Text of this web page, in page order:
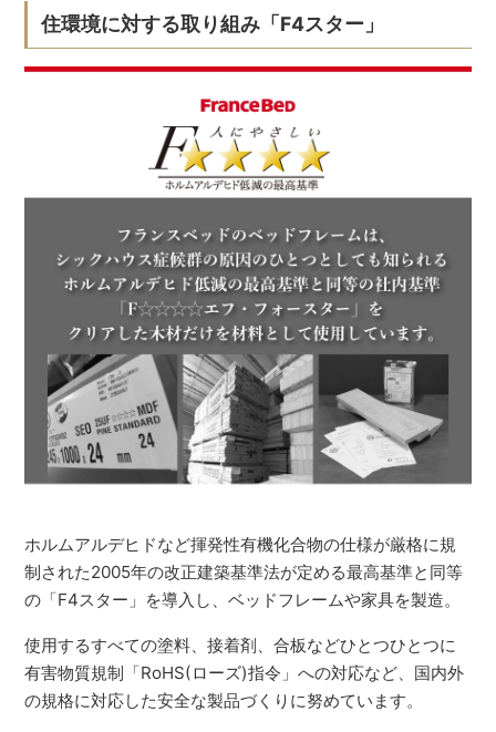
住環境に対する取り組み「F4スター」
ホルムアルデヒドなど揮発性有機化合物の仕様が厳格に規
制された2005年の改正建築基準法が定める最高基準と同等
の「F4スター」を導入し、ベッドフレームや家具を製造。
使用するすべての塗料、接着剤、合板などひとつひとつに
有害物質規制「RoHS(ローズ)指令」への対応など、国内外
の規格に対応した安全な製品づくりに努めています。